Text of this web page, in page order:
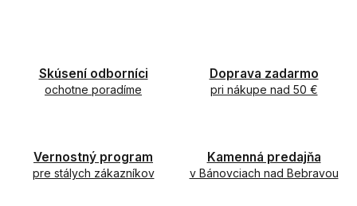
Skúsení odborníci
ochotne poradíme
Doprava zadarmo
pri nákupe nad 50 €
Vernostný program
pre stálych zákazníkov
Kamenná predajňa
v Bánovciach nad Bebravou